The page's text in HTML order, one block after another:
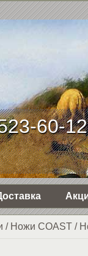
60-12
/ Ножи COAST/